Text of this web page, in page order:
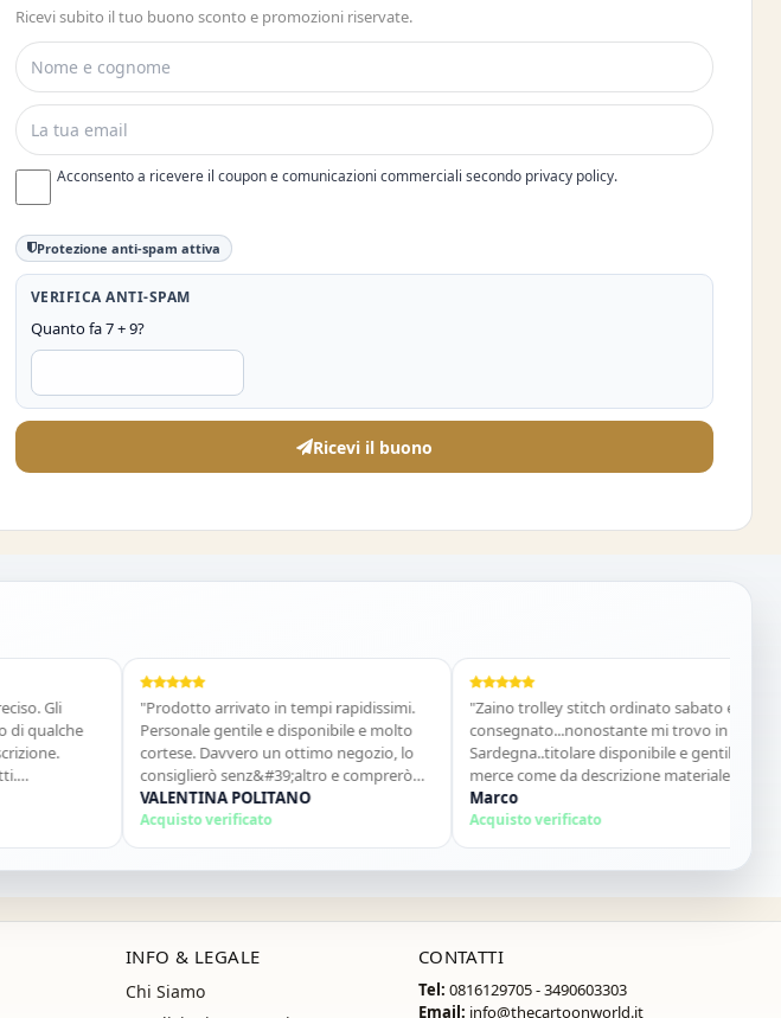
Ricevi subito il tuo buono sconto e promozioni riservate.
Acconsento a ricevere il coupon e comunicazioni commerciali secondo privacy policy.
Protezione anti-spam attiva
VERIFICA ANTI-SPAM
Quanto fa 7 + 9?
Ricevi il buono
"Prodotto arrivato in tempi rapidissimi.
Personale gentile e disponibile e molto
cortese. Davvero un ottimo negozio, lo
consiglierò senz&#39;altro e comprerò
ancora!"
VALENTINA POLITANO
Acquisto verificato
"Zaino trolley stitch ordinato sabato e già
consegnato...nonostante mi trovo in
Sardegna..titolare disponibile e gentile
merce come da descrizione materiale
ottimo...sito super consigliato"
Acquisto verificato
INFO & LEGALE
Chi Siamo
CONTATTI
Tel: 0816129705 - 3490603303
Email: info@thecartoonworld.it